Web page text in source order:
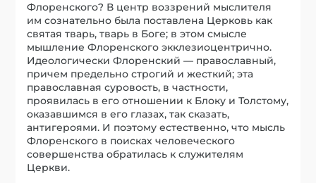
Флоренского? В центр воззрений мыслителя
им сознательно была поставлена Церковь как
святая тварь, тварь в Боге; в этом смысле
мышление Флоренского экклезиоцентрично.
Идеологически Флоренский — православный,
причем предельно строгий и жесткий; эта
православная суровость, в частности,
проявилась в его отношении к Блоку и Толстому,
оказавшимся в его глазах, так сказать,
антигероями. И поэтому естественно, что мысль
Флоренского в поисках человеческого
совершенства обратилась к служителям
Церкви.